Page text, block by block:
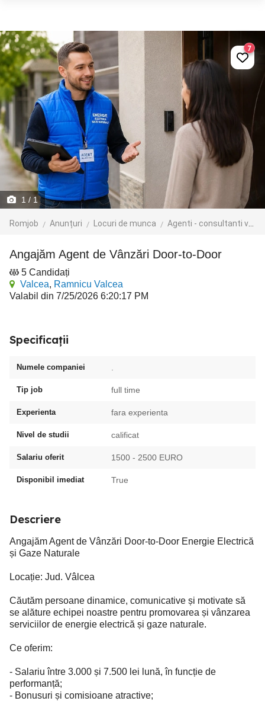
1 / 1
Romjob Anunțuri Locuri de munca Agenti - consultanti vanzari
7
Angajăm Agent de Vânzări Door-to-Door
5 Candidați
Valcea, Ramnicu Valcea
Valabil din 7/25/2026 6:20:17 PM
Specificații
Numele companiei
Tip job full time
Experienta fara experienta
Nivel de studii calificat
Salariu oferit 1500 - 2500 EURO
Disponibil imediat True
Descriere
Angajăm Agent de Vânzări Door-to-Door Energie Electrică
și Gaze Naturale
Locație: Jud. Vâlcea
Căutăm persoane dinamice, comunicative și motivate să
se alăture echipei noastre pentru promovarea și vânzarea
serviciilor de energie electrică și gaze naturale.
Ce oferim:
- Salariu între 3.000 și 7.500 lei lună, în funcție de
performanță;
- Bonusuri și comisioane atractive;